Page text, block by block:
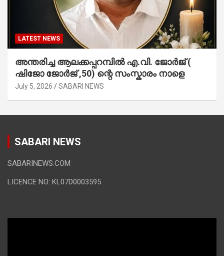
LATEST NEWS
അന്തരിച്ച ആ​ല​ക്ക​പ്പ​റമ്പിൽ​ എ.​വി. ജോ​ർ​ജ് (
ഷിജോ ജോർജ് ,50) ന്റെ സംസ്കാരം നാളെ
July 5, 2026 SABARI NEWS
SABARI NEWS
SABARINEWS.COM
LICENCE NO: KL07D0003595